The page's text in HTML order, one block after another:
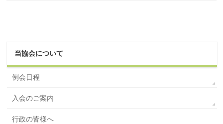
当協会について
例会日程
入会のご案内
行政の皆様へ